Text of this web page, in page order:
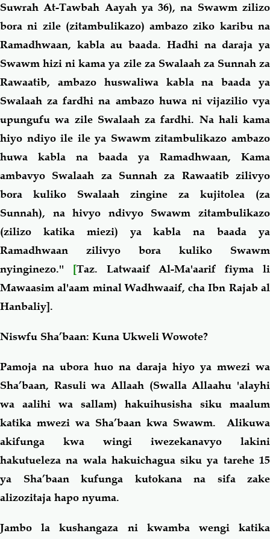
Suwrah At-Tawbah Aayah ya 36), na Swawm zilizo
bora ni zile (zitambulikazo) ambazo ziko karibu na
Ramadhwaan, kabla au baada. Hadhi na daraja ya
Swawm hizi ni kama ya zile za Swalaah za Sunnah za
Rawaatib, ambazo huswaliwa kabla na baada ya
Swalaah za fardhi na ambazo huwa ni vijazilio vya
upungufu wa zile Swalaah za fardhi. Na hali kama
hiyo ndiyo ile ile ya Swawm zitambulikazo ambazo
huwa kabla na baada ya Ramadhwaan, Kama
ambavyo Swalaah za Sunnah za Rawaatib zilivyo
bora kuliko Swalaah zingine za kujitolea (za
Sunnah), na hivyo ndivyo Swawm zitambulikazo
(zilizo katika miezi) ya kabla na baada ya
Ramadhwaan zilivyo bora kuliko Swawm
nyinginezo.'' [Taz. Latwaaif Al-Ma'aarif fiyma li
Mawaasim al'aam minal Wadhwaaif, cha Ibn Rajab al
Hanbaliy].
Niswfu Sha’baan: Kuna Ukweli Wowote?
Pamoja na ubora huo na daraja hiyo ya mwezi wa
Sha’baan, Rasuli wa Allaah (Swalla Allaahu 'alayhi
wa aalihi wa sallam)
hakuihusisha siku maalum
katika mwezi wa Sha’baan kwa Swawm. Alikuwa
akifunga kwa wingi iwezekanavyo lakini
hakutueleza na wala hakuichagua siku ya tarehe 15
ya Sha’baan kufunga kutokana na sifa zake
alizozitaja hapo nyuma.
Jambo la kushangaza ni kwamba wengi katika